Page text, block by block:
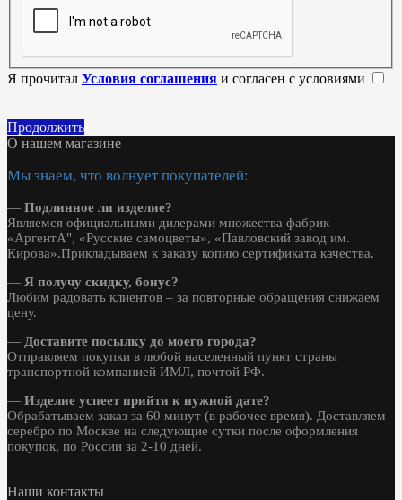
Я прочитал Условия соглашения и согласен с условиями
Продолжить
О нашем магазине
Мы знаем, что волнует покупателей:
— Подлинное ли изделие?
Являемся официальными дилерами множества фабрик –
«АргентА", «Русские самоцветы», «Павловский завод им.
Кирова».Прикладываем к заказу копию сертификата качества.
— Я получу скидку, бонус?
Любим радовать клиентов – за повторные обращения снижаем
цену.
— Доставите посылку до моего города?
Отправляем покупки в любой населенный пункт страны
транспортной компанией ИМЛ, почтой РФ.
— Изделие успеет прийти к нужной дате?
Обрабатываем заказ за 60 минут (в рабочее время). Доставляем
серебро по Москве на следующие сутки после оформления
покупок, по России за 2-10 дней.
Наши контакты